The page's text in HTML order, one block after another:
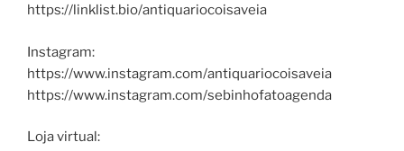
https://linklist.bio/antiquariocoisaveia
Instagram:
https://www.instagram.com/antiquariocoisaveia
https://www.instagram.com/sebinhofatoagenda
Loja virtual: